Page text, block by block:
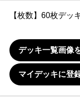
【枚数】60枚デッ
デッキ一覧画像
マイデッキに登